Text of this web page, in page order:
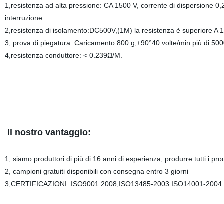
1,resistenza ad alta pressione: CA 1500 V, corrente di dispersione
interruzione
2,resistenza di isolamento:DC500V,(1M) la resistenza è superiore A
3, prova di piegatura: Caricamento 800 g,±90°40 volte/min più di
4,resistenza conduttore: < 0.239Ω/M.
Il nostro vantaggio:
1, siamo produttori di più di 16 anni di esperienza, produrre tutti i
2, campioni gratuiti disponibili con consegna entro 3 giorni
3,CERTIFICAZIONI: ISO9001:2008,ISO13485-2003 ISO14001-2004